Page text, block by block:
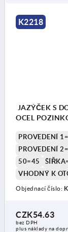
K2218
JAZÝČEK S
OCEL
PROVEDENÍ
PROVEDENÍ
50=45
VHODNÝ K
Objednací číslo:
CZK54.63
bez DPH
plus náklady na